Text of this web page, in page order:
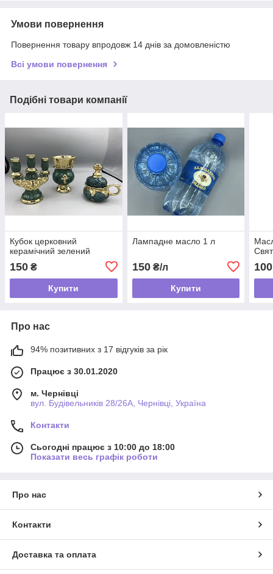
Умови повернення
Повернення товару впродовж 14 днів за домовленістю
Всі умови повернення
Подібні товари компанії
Кубок церковний
керамічний зелений
150 ₴
Купити
Лампадне масло 1 л
150₴/л
Купити
100
Про нас
94% позитивних з 17 відгуків за рік
Працює з 30.01.2020
м. Чернівці
вул. Будівельників 28/26А, Чернівці, Україна
Контакти
Сьогодні працює з 10:00 до 18:00
Показати весь графік роботи
Про нас
Контакти
Доставка та оплата